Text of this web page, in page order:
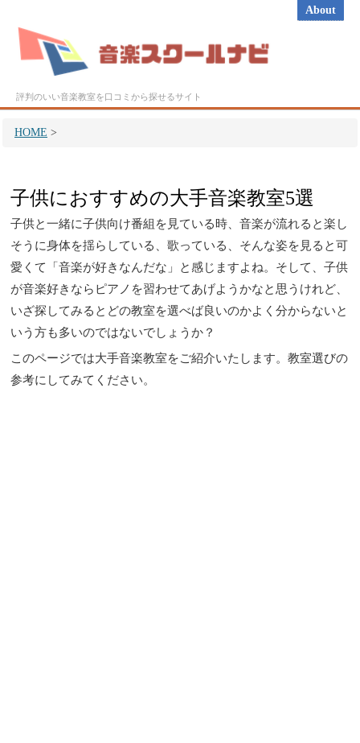
About
評判のいい音楽教室を口コミから探せるサイト
HOME >
子供におすすめの大手音楽教室5選
子供と一緒に子供向け番組を見ている時、音楽が流れると楽し
そうに身体を揺らしている、歌っている、そんな姿を見ると可
愛くて「音楽が好きなんだな」と感じますよね。そして、子供
が音楽好きならピアノを習わせてあげようかなと思うけれど、
いざ探してみるとどの教室を選べば良いのかよく分からないと
いう方も多いのではないでしょうか？
このページでは大手音楽教室をご紹介いたします。教室選びの
参考にしてみてください。